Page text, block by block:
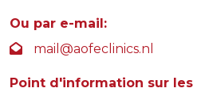
Ou par e-mail:
mail@aofeclinics.nl
Point d'information sur les